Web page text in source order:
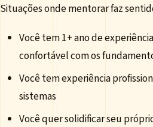
Situações onde mentorar faz
Você tem 1+ ano de
confortável com os
Você tem experiência
sistemas
Você quer solidificar seu